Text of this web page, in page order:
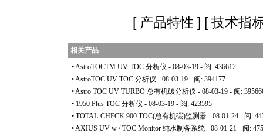
[ 产品特性 ] [技术指
相关产品
•AstroTOCTM UV TOC 分析仪 - 08-03-19 - 阅: 436612
•AstroTOC UV TOC 分析仪 - 08-03-19 - 阅: 394177
•Astro TOC UV TURBO 总有机碳分析仪 - 08-03-19 - 阅:
• 1950 Plus TOC 分析仪 - 08-03-19 - 阅: 423595
• TOTAL-CHECK 900 TOC(总有机碳)监测器 - 08-01-24 - 阅:
•AXIUS UV w / TOC Monitor 纯水制备系统 - 08-01-21 - 阅: